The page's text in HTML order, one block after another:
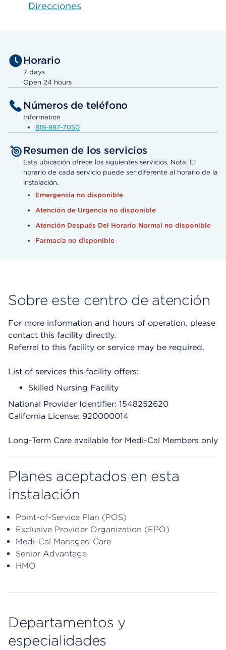
Direcciones
Horario
7 days
Open 24 hours
Números de teléfono
Information
818-887-7050
Resumen de los servicios
Esta ubicación ofrece los siguientes servicios. Nota: El
horario de cada servicio puede ser diferente al horario de la
instalación.
Emergencia no disponible
Atención de Urgencia no disponible
Atención Después Del Horario Normal no disponible
Farmacia no disponible
Sobre este centro de atención
For more information and hours of operation, please
contact this facility directly.
Referral to this facility or service may be required.
List of services this facility offers:
Skilled Nursing Facility
National Provider Identifier: 1548252620
California License: 920000014
Long-Term Care available for Medi-Cal Members only
Planes aceptados en esta
instalación
Point-of-Service Plan (POS)
Exclusive Provider Organization (EPO)
Medi-Cal Managed Care
Senior Advantage
HMO
Departamentos y
especialidades